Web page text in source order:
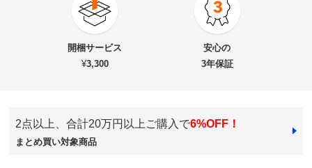
900-H024-09
コーナーテレビ台 幅90.5高さ36.5cm キャスター付き
【Remonte/ルモンテ】
別
※商品1個につき、上記配送料金となります。
オーク
開梱サービス
¥3,300
安心の
3年保証
2点以上、合計20万円以上ご購入で6%OFF！
まとめ買い対象商品